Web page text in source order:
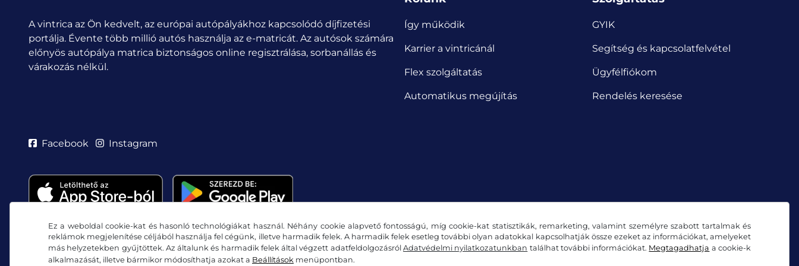
Ez a weboldal cookie-kat és hasonló technológiákat használ. Néhány cookie alapvető fontosságú, míg cookie-kat statisztikák, remarketing, valamint személyre szabott tartalmak és
reklámok megjelenítése céljából használja fel cégünk, illetve harmadik felek. A harmadik felek esetleg további olyan adatokkal kapcsolhatják össze ezeket az információkat, amelyeket
más helyzetekben gyűjtöttek. Az általunk és harmadik felek által végzett adatfeldolgozásrólAdatvédelmi nyilatkozatunkban találhat további információkat. Megtagadhatja a cookie-k
alkalmazását, illetve bármikor módosíthatja azokat a Beállítások menüpontban.
A vintrica az Ön kedvelt, az európai autópályákhoz kapcsolódó díjfizetési
portálja. Évente több millió autós használja az e-matricát. Az autósok számára
előnyös autópálya matrica biztonságos online regisztrálása, sorbanállás és
várakozás nélkül.
Így működik
Karrier a vintricánál
Flex szolgáltatás
Automatikus megújítás
GYIK
Segítség és kapcsolatfelvétel
Ügyfélfiókom
Rendelés keresése
Facebook Instagram